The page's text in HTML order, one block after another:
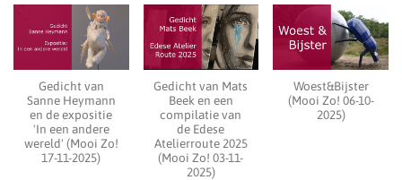
Gedicht van
Sanne Heymann
en de expositie
'In een andere
wereld' (Mooi Zo!
17-11-2025)
Gedicht van Mats
Beek en een
compilatie van
de Edese
Atelierroute 2025
(Mooi Zo! 03-11-
2025)
Woest&Bijster
(Mooi Zo! 06-10-
2025)